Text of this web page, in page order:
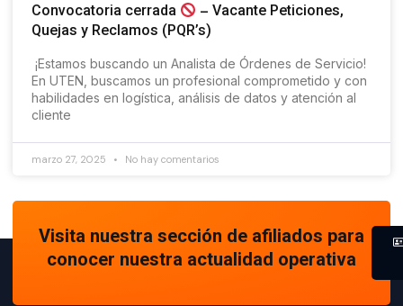
Convocatoria cerrada
– Vacante Peticiones,
Quejas y Reclamos (PQR’s)
¡Estamos buscando un Analista de Órdenes de Servicio!
En UTEN, buscamos un profesional comprometido y con
habilidades en logística, análisis de datos y atención al
cliente
marzo 27, 2025 No hay comentarios
Visita nuestra sección de afiliados para
conocer nuestra actualidad operativa